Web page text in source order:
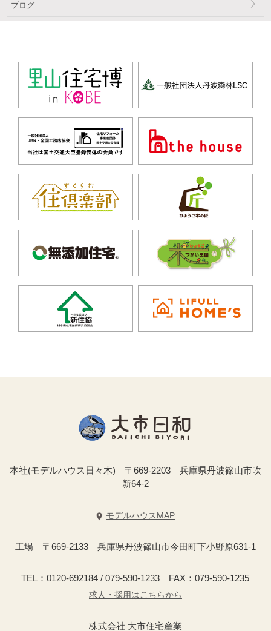
ブログ
本社(モデルハウス日々木)｜〒669-2203 兵庫県丹波篠山市吹
新64-2
モデルハウスMAP
工場｜〒669-2133 兵庫県丹波篠山市今田町下小野原631-1
TEL：0120-692184 / 079-590-1233 FAX：079-590-1235
求人・採用はこちらから
株式会社 大市住宅産業